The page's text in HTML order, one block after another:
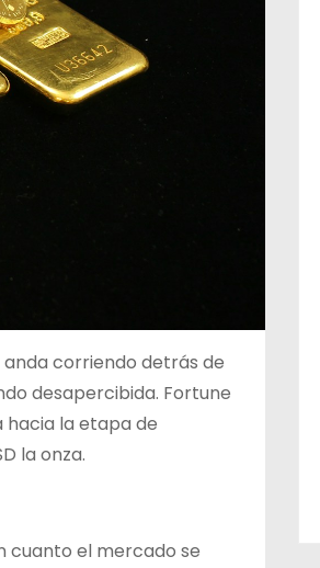
corriendo detrás de
desapercibida. Fortune
hacia la etapa de
la onza.
cuanto el mercado se